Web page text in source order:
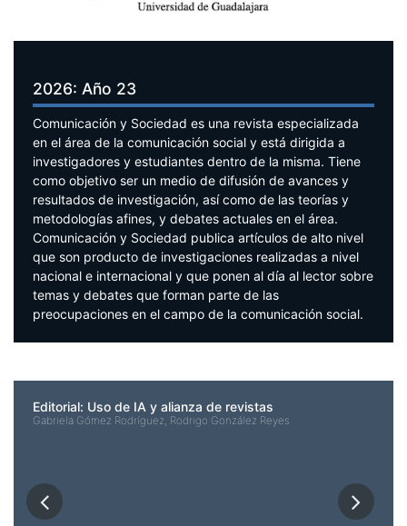
2026: Año 23
Comunicación y Sociedad es una revista especializada
en el área de la comunicación social y está dirigida a
investigadores y estudiantes dentro de la misma. Tiene
como objetivo ser un medio de difusión de avances y
resultados de investigación, así como de las teorías y
metodologías afines, y debates actuales en el área.
Comunicación y Sociedad publica artículos de alto nivel
que son producto de investigaciones realizadas a nivel
nacional e internacional y que ponen al día al lector sobre
temas y debates que forman parte de las
preocupaciones en el campo de la comunicación social.
Editorial: Uso de IA y alianza de revistas
Gabriela Gómez Rodríguez, Rodrigo González Reyes